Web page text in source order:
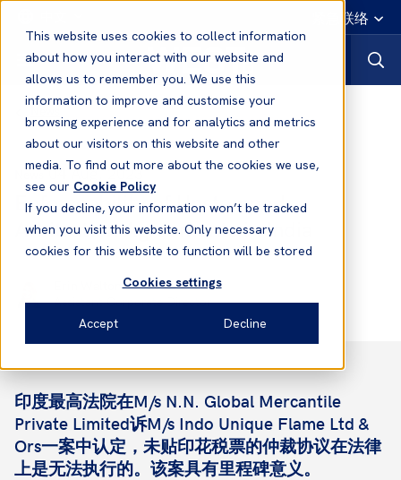
This website uses cookies to collect information
about how you interact with our website and
allows us to remember you. We use this
information to improve and customise your
browsing experience and for analytics and metrics
about our visitors on this website and other
media. To find out more about the cookies we use,
see our Cookie Policy
If you decline, your information won’t be tracked
when you visit this website. Only necessary
cookies for this website to function will be stored
Cookies settings
Accept Decline
紧急联络
News
News04 Aug, 2023
Enforceability of Unstamped
Arbitration Agreements in India
Assistant Corporate Director
印度最高法院在M/s N.N. Global Mercantile
Private Limited诉M/s Indo Unique Flame Ltd &
Ors一案中认定，未贴印花税票的仲裁协议在法律
上是无法执行的。该案具有里程碑意义。